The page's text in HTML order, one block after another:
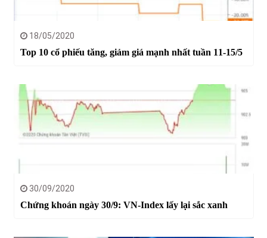
18/05/2020
Top 10 cổ phiếu tăng, giảm giá mạnh nhất tuần 11-15/5
30/09/2020
Chứng khoán ngày 30/9: VN-Index lấy lại sắc xanh